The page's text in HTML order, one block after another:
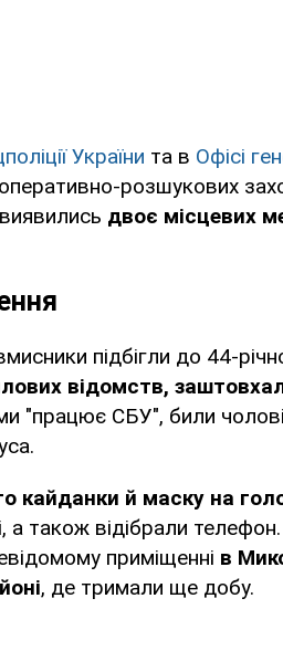
України та в Офісі
розшукових
двоє місцевих
підбігли до 44-
відомств,
"працює СБУ", били
кайданки й маску на
а також відібрали
приміщенні в
, де тримали ще добу.